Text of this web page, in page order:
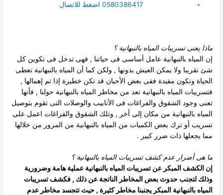
0580386417 اضغط للاتصال
ماذا يعنى تسريبات المياه بالنبهانية؟
إن المياه بالنبهانية عامل أساسى فى حياتنا , فهى تدخل فى تكوين كل
شئ تقريبا ولا يمكن العيش بدونها , ولكن كما أن المياه بالنبهانية تعطى
الحياة وتكون مفيدة ففى بعض الأحيان قد تكن خطيرة إذا تم إهمالها ,
فتسريبات المياه بالنبهانية تعد من مخاطر المياه بالنبهانية حولنا , فأنها
تعنى وجود الشقوق والفراغات فى الأنابيب والوصلات التى تقوم بتوصيل
المياه بالنبهانية من مكان إلى أخر , وتلك الشقوق والفراغات اعمل على
تسريب أو ترك بعض الكميات من المياه بالنبهانية من المرور من خلالها
مما يجعلها ذات ضرر كبير .
ما هى أضرار عدم كشف تسريبات المياه بالنبهانية؟
إن الكشف المبكر عن تسريبات المياه بالنبهانية عملية هامة وضرورية
وذلك لتجنب حدوث بعض المخاطر الناتجة عن ذلك , فكشف تسريبات
المياه بالنبهانية المبكر يجنبنا مخاطر كثيرة , حيث تتجسد مخاطر عدم